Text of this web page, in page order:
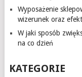
Wyposażenie
wizerunek oraz
W jaki sposób
na co dzień
KATEGORIE